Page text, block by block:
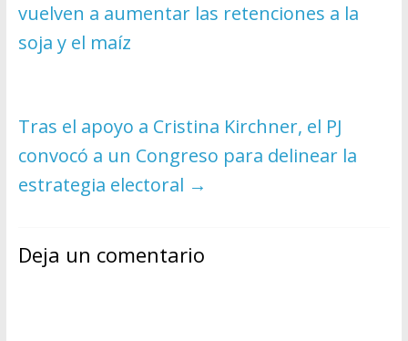
vuelven a aumentar las retenciones a la
soja y el maíz
Tras el apoyo a Cristina Kirchner, el PJ
convocó a un Congreso para delinear la
estrategia electoral →
Deja un comentario